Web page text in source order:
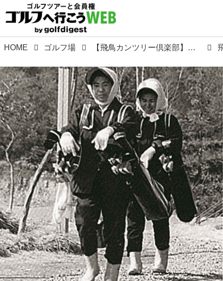
HOME ゴルフ場 【飛鳥カンツリー倶楽部】奈良の古刹、王龍寺の境内に県内2番目のコースとして誕生。設計は上田治